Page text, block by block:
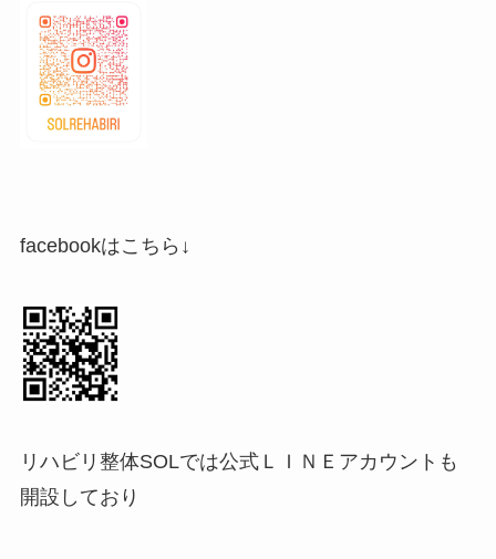
facebookはこちら↓
リハビリ整体SOLでは公式ＬＩＮＥアカウントも
開設しており